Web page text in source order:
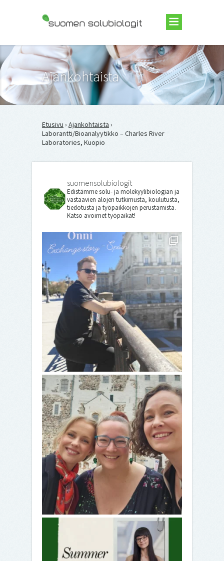
Suomen Solubiologit ry
Ajankohtaista
Etusivu › Ajankohtaista ›
Laborantti/Bioanalyytikko – Charles River
Laboratories, Kuopio
suomensolubiologit
Edistämme solu- ja molekyylibiologian ja
vastaavien alojen tutkimusta, koulutusta,
tiedotusta ja työpaikkojen perustamista.
Katso avoimet työpaikat!